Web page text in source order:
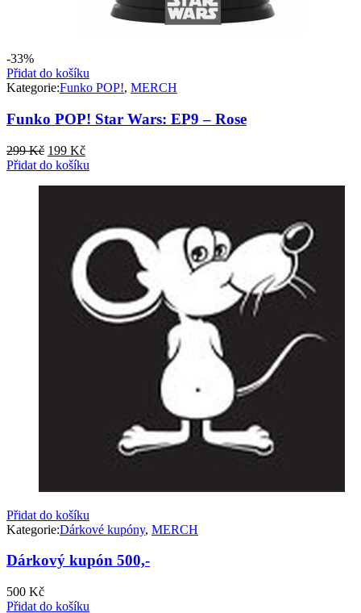
-33%
Přidat do košíku
Kategorie:Funko POP!, MERCH
Funko POP! Star Wars: EP9 – Rose
299Kč Původní
cena
199 KčAktuální
cena
Přidat do košíku
Přidat do košíku
Kategorie:Dárkové kupóny, MERCH
Dárkový kupón 500,-
500 Kč
Přidat do košíku